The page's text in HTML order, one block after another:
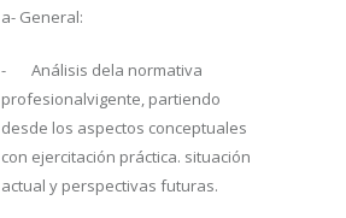
a- General:
- Análisis dela normativa
profesionalvigente, partiendo
desde los aspectos conceptuales
con ejercitación práctica. situación
actual y perspectivas futuras.